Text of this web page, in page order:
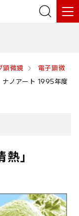
顕微鏡
電子顕微
ナノアート 1995年度
」